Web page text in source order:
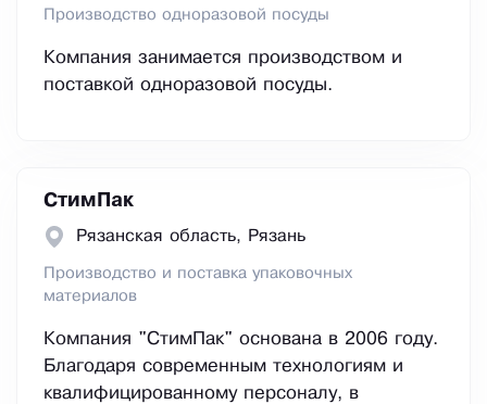
Производство одноразовой посуды
Компания занимается производством и
поставкой одноразовой посуды.
СтимПак
Рязанская область, Рязань
Производство и поставка упаковочных
материалов
Компания "СтимПак" основана в 2006 году.
Благодаря современным технологиям и
квалифицированному персоналу, в